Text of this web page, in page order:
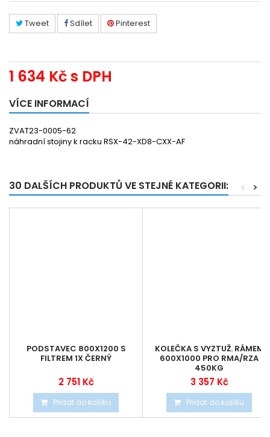
Tweet Sdílet Pinterest
1 634 Kčs DPH
VÍCE INFORMACÍ
ZVAT23-0005-62
náhradní stojiny k racku RSX-42-XD8-CXX-AF
30 DALŠÍCH PRODUKTŮ VE STEJNÉ KATEGORII: >
<
PODSTAVEC 800X1200 S
FILTREM 1X ČERNÝ
2 751 Kč
Přidat do košíku
KOLEČKA S VYZTUŽ. RÁMEM
600X1000 PRO RMA/RZA
450KG
3 357 Kč
Přidat do košíku